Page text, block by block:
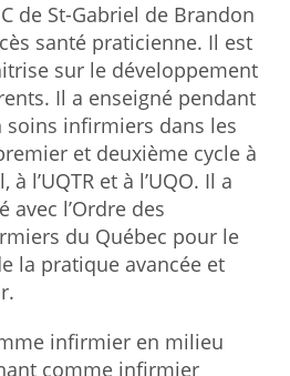
de St-Gabriel de Brandon
santé praticienne. Il est
sur le développement
Il a enseigné pendant
soins infirmiers dans les
et deuxième cycle à
à l’UQTR et à l’UQO. Il a
avec l’Ordre des
du Québec pour le
la pratique avancée et
infirmier en milieu
comme infirmier